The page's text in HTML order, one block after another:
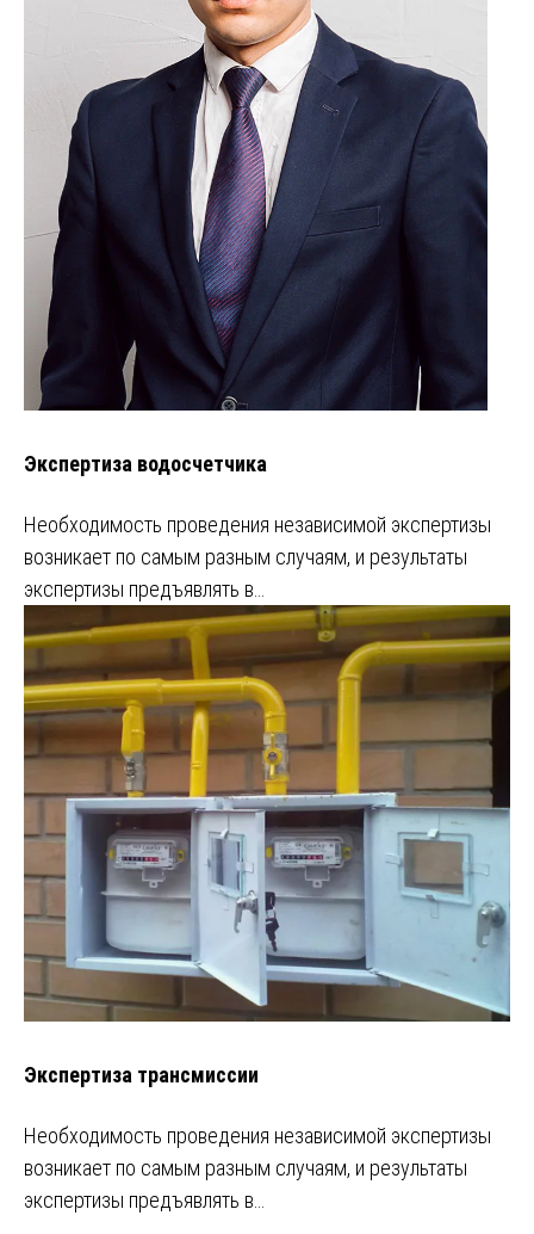
Экспертиза водосчетчика
Необходимость проведения независимой экспертизы
возникает по самым разным случаям, и результаты
экспертизы предъявлять в…
Экспертиза трансмиссии
Необходимость проведения независимой экспертизы
возникает по самым разным случаям, и результаты
экспертизы предъявлять в…